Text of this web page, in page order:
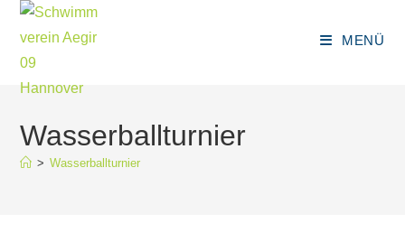
Zum
Inhalt
springen
MENÜ
Wasserballturnier
> Wasserballturnier